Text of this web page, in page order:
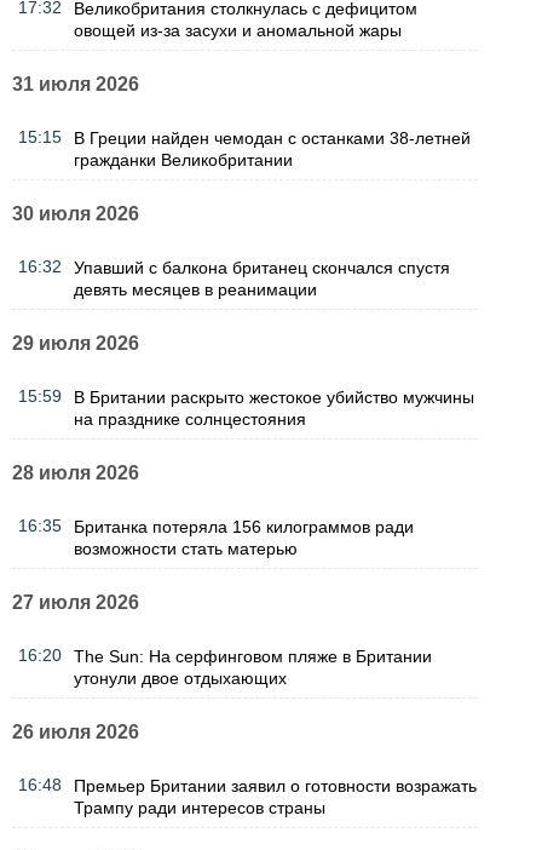
17:32
Великобритания столкнулась с дефицитом
овощей из-за засухи и аномальной жары
31 июля 2026
15:15
В Греции найден чемодан с останками 38-летней
гражданки Великобритании
30 июля 2026
16:32
Упавший с балкона британец скончался спустя
девять месяцев в реанимации
29 июля 2026
15:59
В Британии раскрыто жестокое убийство мужчины
на празднике солнцестояния
28 июля 2026
16:35
Британка потеряла 156 килограммов ради
возможности стать матерью
27 июля 2026
16:20
The Sun: На серфинговом пляже в Британии
утонули двое отдыхающих
26 июля 2026
16:48
Премьер Британии заявил о готовности возражать
Трампу ради интересов страны